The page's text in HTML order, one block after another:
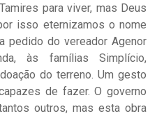
para viver, mas Deus
isso eternizamos o nome
pedido do vereador Agenor
às famílias Simplício,
do terreno. Um gesto
de fazer. O governo
outros, mas esta obra